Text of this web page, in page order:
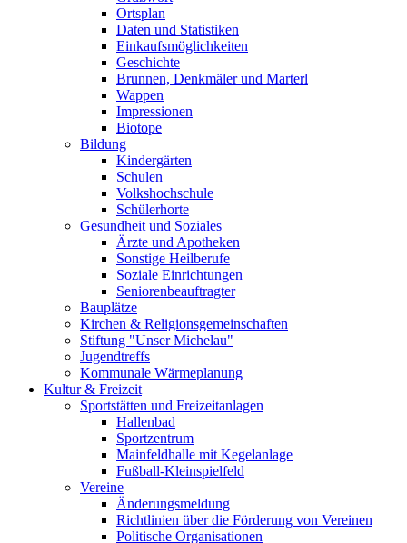
Ortsplan
Daten und Statistiken
Einkaufsmöglichkeiten
Geschichte
Brunnen, Denkmäler und Marterl
Wappen
Impressionen
Biotope
Bildung
Kindergärten
Schulen
Volkshochschule
Schülerhorte
Gesundheit und Soziales
Ärzte und Apotheken
Sonstige Heilberufe
Soziale Einrichtungen
Seniorenbeauftragter
Bauplätze
Kirchen & Religionsgemeinschaften
Stiftung "Unser Michelau"
Jugendtreffs
Kommunale Wärmeplanung
Kultur & Freizeit
Sportstätten und Freizeitanlagen
Hallenbad
Sportzentrum
Mainfeldhalle mit Kegelanlage
Fußball-Kleinspielfeld
Vereine
Änderungsmeldung
Richtlinien über die Förderung von Vereinen
Politische Organisationen